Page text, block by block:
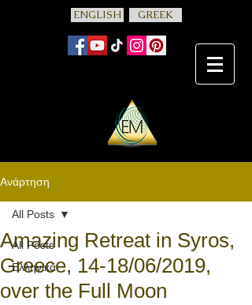
ENGLISH GREEK
Ανάρτηση
All Posts
Ελληνικά
All Posts
Amazing Retreat in Syros,
Greece, 14-18/06/2019,
over the Full Moon